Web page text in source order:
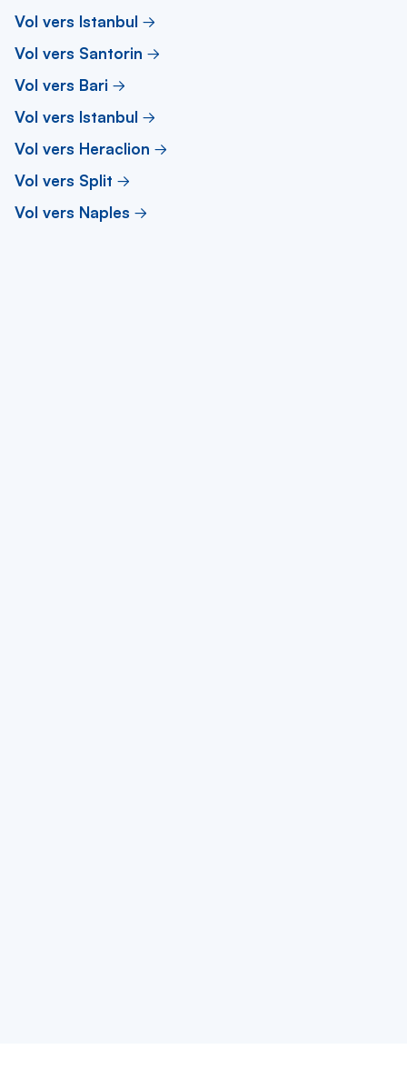
Vol vers Istanbul
Vol vers Santorin
Vol vers Bari
Vol vers Istanbul
Vol vers Heraclion
Vol vers Split
Vol vers Naples